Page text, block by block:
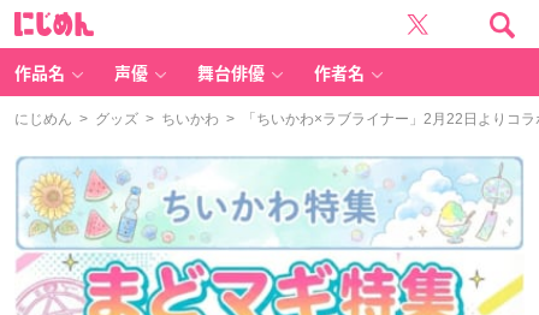
作品名 声優 舞台俳優 作者名
にじめん > グッズ > ちいかわ > 「ちいかわ×ラブライナー」2月22日よりコ